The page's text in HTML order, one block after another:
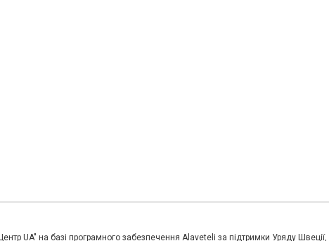
UA" на базі програмного забезпечення Alaveteli за підтримки Уряду